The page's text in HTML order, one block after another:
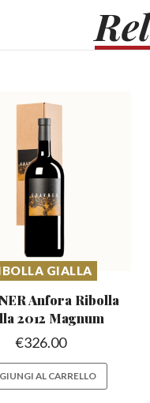
GIALLA
Anfora Ribolla
2012 Magnum
€326.00
AL CARRELLO